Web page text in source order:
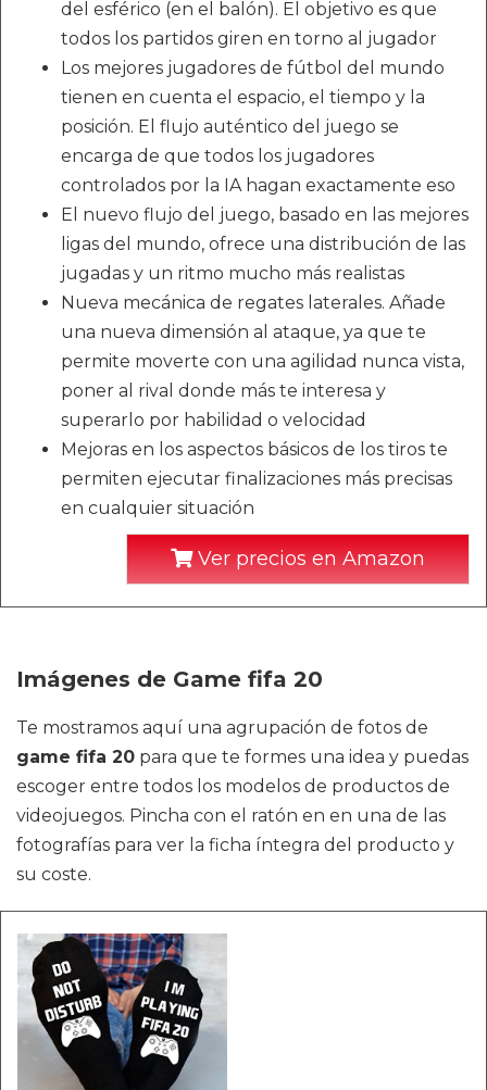
del esférico (en el balón). El objetivo es que
todos los partidos giren en torno al jugador
Los mejores jugadores de fútbol del mundo
tienen en cuenta el espacio, el tiempo y la
posición. El flujo auténtico del juego se
encarga de que todos los jugadores
controlados por la IA hagan exactamente eso
El nuevo flujo del juego, basado en las mejores
ligas del mundo, ofrece una distribución de las
jugadas y un ritmo mucho más realistas
Nueva mecánica de regates laterales. Añade
una nueva dimensión al ataque, ya que te
permite moverte con una agilidad nunca vista,
poner al rival donde más te interesa y
superarlo por habilidad o velocidad
Mejoras en los aspectos básicos de los tiros te
permiten ejecutar finalizaciones más precisas
en cualquier situación
Ver precios en Amazon
Imágenes de Game fifa 20
Te mostramos aquí una agrupación de fotos de
game fifa 20 para que te formes una idea y puedas
escoger entre todos los modelos de productos de
videojuegos. Pincha con el ratón en en una de las
fotografías para ver la ficha íntegra del producto y
su coste.